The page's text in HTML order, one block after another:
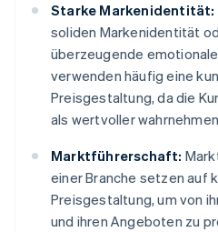
Starke Markenidentität:
soliden Markenidentität
überzeugende
verwenden häufig eine
Preisgestaltung, da die
als wertvoller
Marktführerschaft:
einer Branche setzen auf
Preisgestaltung, um von
und ihren Angeboten zu